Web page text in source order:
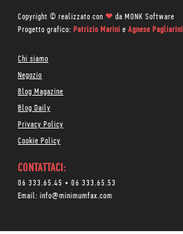
Copyright © realizzato con ❤ da MONK Software
Progetto grafico: Patrizio Marini e Agnese Pagliarini
Chi siamo
Negozio
Blog Magazine
Blog Daily
Privacy Policy
Cookie Policy
CONTATTACI:
06 333.65.45 • 06 333.65.53
Email: info@minimumfax.com